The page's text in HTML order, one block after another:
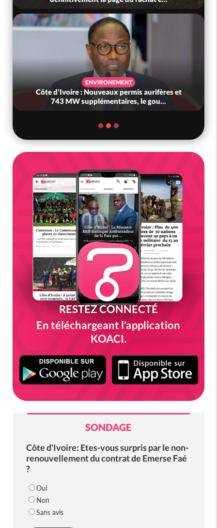
ENVIRONEMENT
: Nouveaux permis aurifères et
supplémentaires, le gou...
Côte d'Ivoire :
RESTEZ CONNECTÉ
En téléchargeant l'application
KOACI.
SONDAGE
Côte d'Ivoire: Etes-vous surpris par le non-
renouvellement du contrat de Emerse Faé
?
Oui
Non
Sans avis